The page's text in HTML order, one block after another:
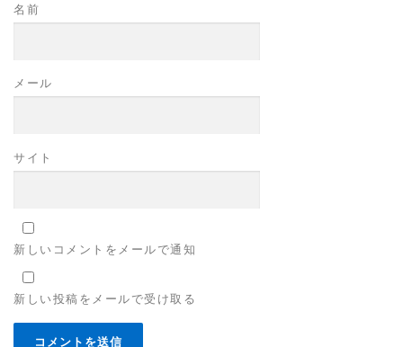
名前
メール
サイト
新しいコメントをメールで通知
新しい投稿をメールで受け取る